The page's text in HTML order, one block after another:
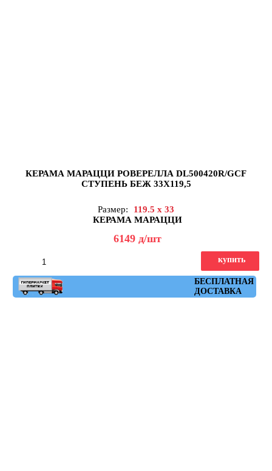
КЕРАМА МАРАЦЦИ РОВЕРЕЛЛА DL500420R/GCF
СТУПЕНЬ БЕЖ 33X119,5
Размер:
119.5 x 33
КЕРАМА МАРАЦЦИ
6149 д/шт
БЕСПЛАТНАЯ
ДОСТАВКА
купить